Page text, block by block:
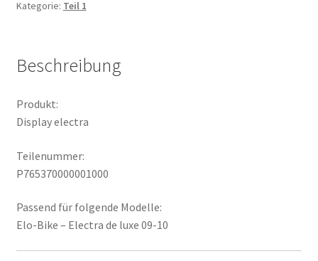
Kategorie: Teil 1
Beschreibung
Produkt:
Display electra
Teilenummer:
P765370000001000
Passend für folgende Modelle:
Elo-Bike – Electra de luxe 09-10